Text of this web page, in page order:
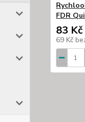
FDR
83 Kč
69 Kč